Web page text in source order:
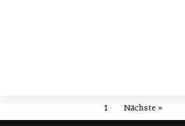
1 Nächste »